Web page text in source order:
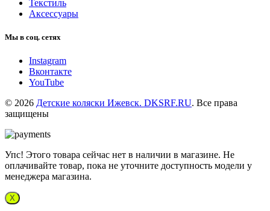
Текстиль
Аксессуары
Мы в соц. сетях
Instagram
Вконтакте
YouTube
© 2026 Детские коляски Ижевск. DKSRF.RU. Все права
защищены
Упс! Этого товара сейчас нет в наличии в магазине. Не
оплачивайте товар, пока не уточните доступность модели у
менеджера магазина.
X